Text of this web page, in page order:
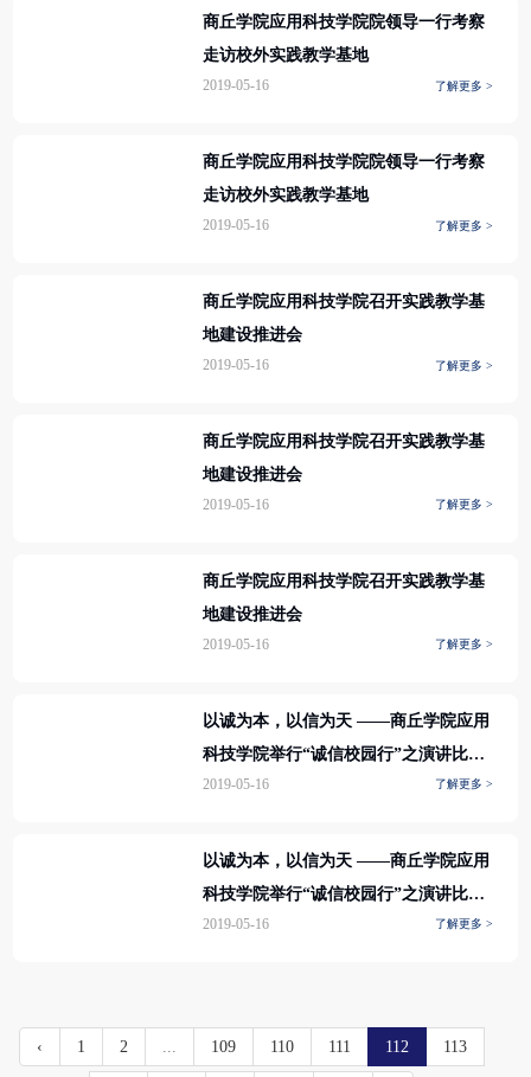
商丘学院应用科技学院院领导一行考察
走访校外实践教学基地
2019-05-16 了解更多 >
商丘学院应用科技学院院领导一行考察
走访校外实践教学基地
2019-05-16 了解更多 >
商丘学院应用科技学院召开实践教学基
地建设推进会
2019-05-16 了解更多 >
商丘学院应用科技学院召开实践教学基
地建设推进会
2019-05-16 了解更多 >
商丘学院应用科技学院召开实践教学基
地建设推进会
2019-05-16 了解更多 >
以诚为本，以信为天 ——商丘学院应用
科技学院举行“诚信校园行”之演讲比赛
活动
2019-05-16 了解更多 >
以诚为本，以信为天 ——商丘学院应用
科技学院举行“诚信校园行”之演讲比赛
活动
2019-05-16 了解更多 >
‹ 1 2 109 110 111 112 113